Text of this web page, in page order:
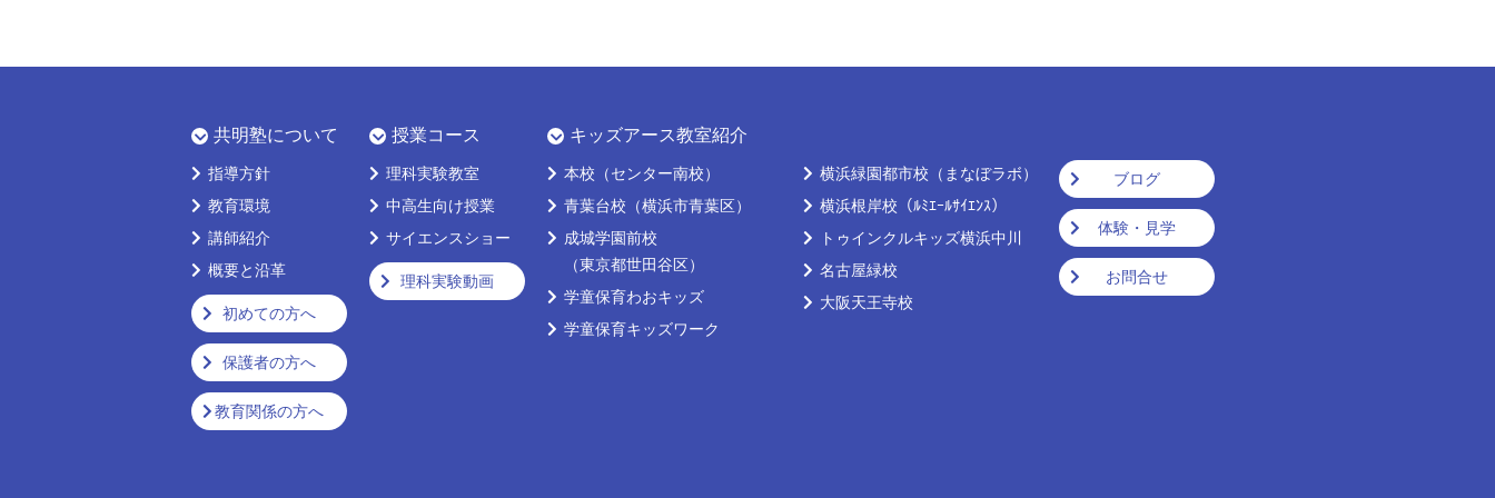
共明塾について
指導方針
教育環境
講師紹介
概要と沿革
初めての方へ
保護者の方へ
教育関係の方へ
授業コース
理科実験教室
中高生向け授業
サイエンスショー
理科実験動画
キッズアース教室紹介
本校 （センター南校）
青葉台校 （横浜市青葉区）
成城学園前校
（東京都世田谷区）
学童保育わおキッズ
学童保育キッズワーク
横浜緑園都市校 （まなぼラボ）
横浜根岸校 （ﾙﾐｴｰﾙｻｲｴﾝｽ）
トゥインクルキッズ横浜中川
名古屋緑校
大阪天王寺校
ブログ
体験・見学
お問合せ